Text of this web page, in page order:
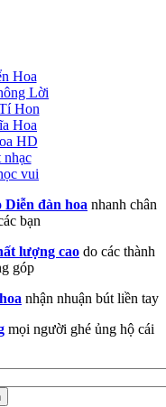
Hoa
Lời
Hon
Hoa
HD
nhạc
vui
đàn hoa nhanh chân
bạn
lượng cao do các thành
góp
nhận nhuận bút liền tay
mọi người ghé ủng hộ cái